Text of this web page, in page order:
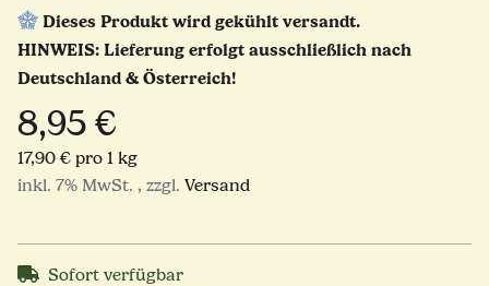
Dieses Produkt wird gekühlt versandt.
HINWEIS: Lieferung erfolgt ausschließlich nach
Deutschland & Österreich!
8,95 €
17,90 € pro 1 kg
inkl. 7% MwSt. , zzgl. Versand
Sofort verfügbar